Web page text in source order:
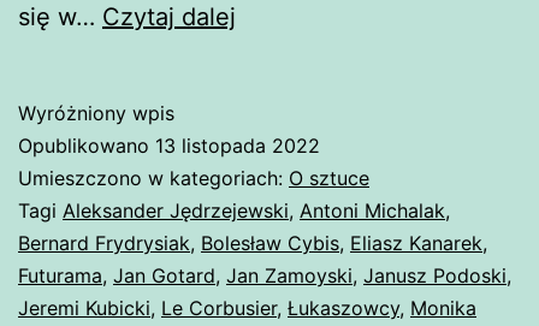
się w… Czytaj dalej
idei?
Wyróżniony wpis
Opublikowano 13 listopada 2022
Umieszczono w kategoriach: O sztuce
Tagi Aleksander Jędrzejewski, Antoni Michalak,
Bernard Frydrysiak, Bolesław Cybis, Eliasz Kanarek,
Futurama, Jan Gotard, Jan Zamoyski, Janusz Podoski,
Jeremi Kubicki, Le Corbusier, Łukaszowcy, Monika